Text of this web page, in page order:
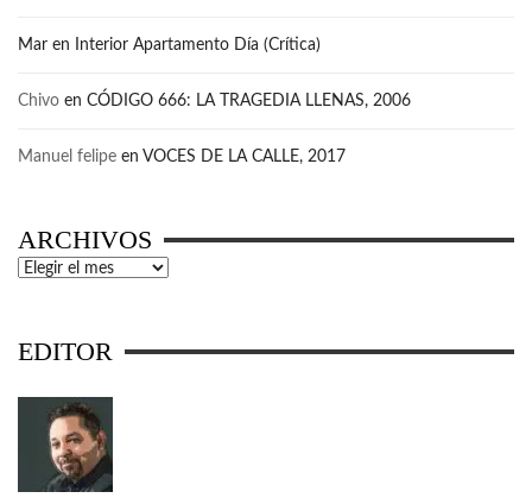
Mar en Interior Apartamento Día (Crítica)
Chivo en CÓDIGO 666: LA TRAGEDIA LLENAS, 2006
Manuel felipe en VOCES DE LA CALLE, 2017
ARCHIVOS
Archivos
EDITOR